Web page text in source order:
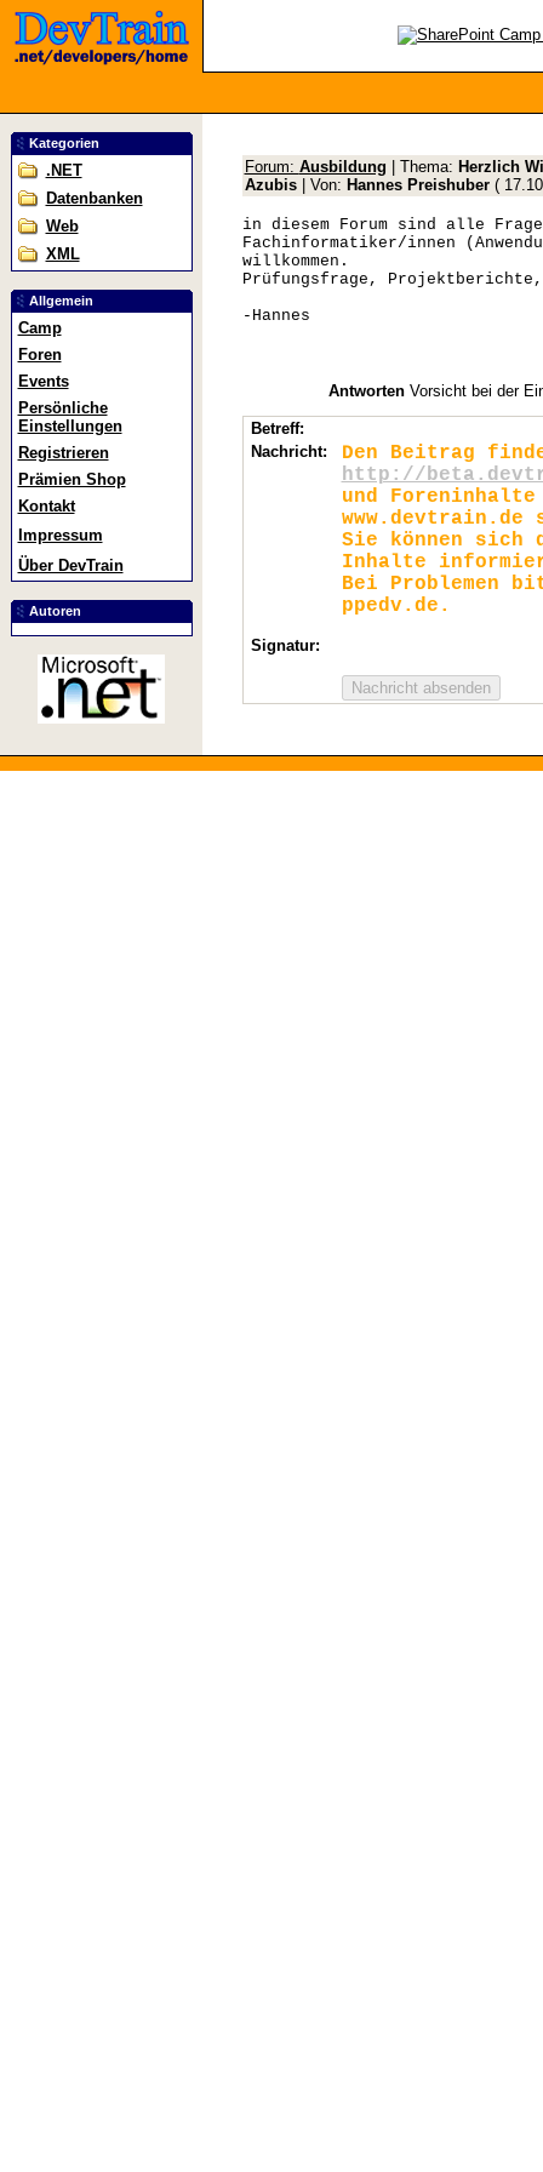
Kategorien
.NET
Datenbanken
Web
XML
Allgemein
Camp
Foren
Events
Persönliche
Einstellungen
Registrieren
Prämien Shop
Kontakt
Impressum
Über DevTrain
Autoren
Forum: Ausbildung | Thema: Herzlich
Azubis
| Von: Hannes Preishuber(
in diesem Forum sind alle
Fachinformatiker/innen
willkommen.
Prüfungsfrage, Projektberichte,
-Hannes
Antworten Vorsicht bei der
Betreff:
Nachricht:
Den Beitrag
http://
und
Sie können
Inhalte
Bei Problemen
ppedv.de.
Signatur: